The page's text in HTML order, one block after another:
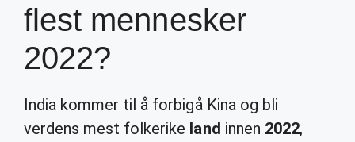
flest mennesker
2022?
India kommer til å forbigå Kina og bli
verdens mest folkerike land innen 2022,